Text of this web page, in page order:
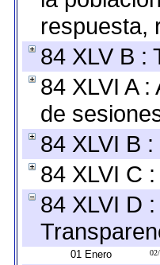
respuesta,
84 XLV B :
84 XLVI A
de
84 XLVI B
84 XLVI C
84 XLVI D
01 Enero